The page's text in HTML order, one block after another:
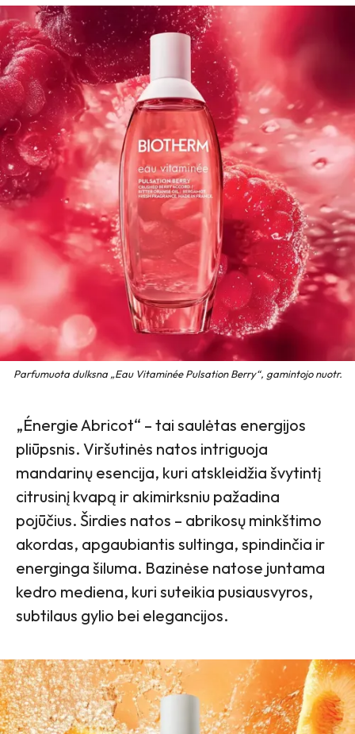
Parfumuota dulksna „Eau Vitaminée Pulsation Berry“, gamintojo nuotr.
„Énergie Abricot“ – tai saulėtas energijos
pliūpsnis. Viršutinės natos intriguoja
mandarinų esencija, kuri atskleidžia švytintį
citrusinį kvapą ir akimirksniu pažadina
pojūčius. Širdies natos – abrikosų minkštimo
akordas, apgaubiantis sultinga, spindinčia ir
energinga šiluma. Bazinėse natose juntama
kedro mediena, kuri suteikia pusiausvyros,
subtilaus gylio bei elegancijos.